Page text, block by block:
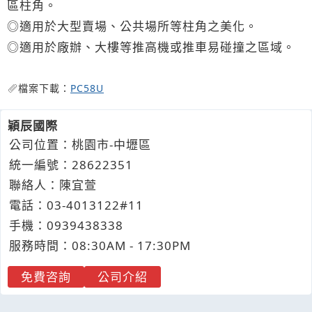
區柱角。
◎適用於大型賣場、公共場所等柱角之美化。
◎適用於廠辦、大樓等推高機或推車易碰撞之區域。
檔案下載： PC58U
穎辰國際
公司位置：桃園市-中壢區
統一編號：28622351
聯絡人：陳宜萱
電話： 03-401 3122#11
手機： 0939438338
服務時間：08:30AM - 17:30PM
免費咨詢
公司介紹